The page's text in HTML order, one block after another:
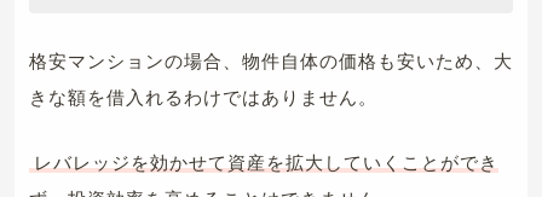
格安マンションの場合、物件自体の価格も安いため、大
きな額を借入れるわけではありません。
レバレッジを効かせて資産を拡大していくことができ